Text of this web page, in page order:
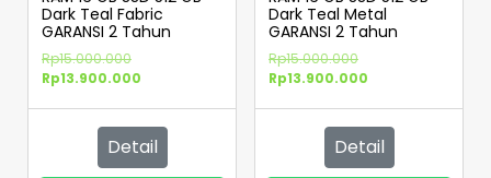
Dark Teal Fabric
GARANSI 2 Tahun
Rp15.000.000
Rp13.900.000
Detail
Dark Teal Metal
GARANSI 2 Tahun
Rp15.000.000
Rp13.900.000
Detail